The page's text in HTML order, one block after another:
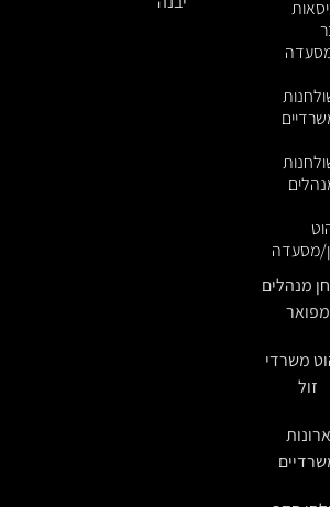
מסעדה
מנהלים
מפואר
משרדי
זול
ארונות